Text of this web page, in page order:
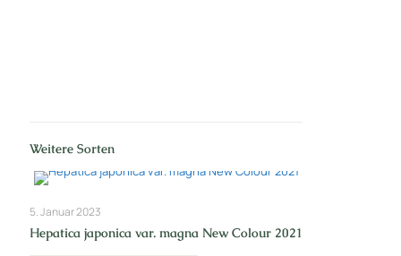
Weitere Sorten
5. Januar 2023
Hepatica japonica var. magna New Colour 2021